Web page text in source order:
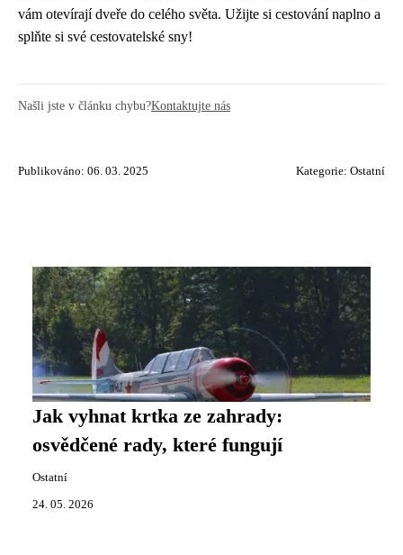
vám otevírají dveře do celého světa. Užijte si cestování naplno a
splňte si své cestovatelské sny!
Našli jste v článku chybu?Kontaktujte nás
Publikováno: 06. 03. 2025 Kategorie: Ostatní
Jak vyhnat krtka ze zahrady:
osvědčené rady, které fungují
Ostatní
24. 05. 2026